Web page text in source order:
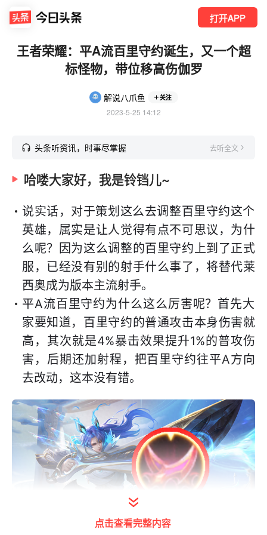
打开APP
王者荣耀：平A流百里守约诞生，又一个超
标怪物，带位移高伤伽罗
解说八爪鱼 关注
2023-5-25 14:12
头条听资讯，时事尽掌握 去听全文
哈喽大家好，我是铃铛儿~
说实话，对于策划这么去调整百里守约这个
英雄，属实是让人觉得有点不可思议，为什
么呢？因为这么调整的百里守约上到了正式
服，已经没有别的射手什么事了，将替代莱
西奥成为版本主流射手。
平A流百里守约为什么这么厉害呢？首先大
家要知道，百里守约的普通攻击本身伤害就
高，其次就是4%暴击效果提升1%的普攻伤
害，后期还加射程，把百里守约往平A方向
去改动，这本没有错。
点击查看完整内容